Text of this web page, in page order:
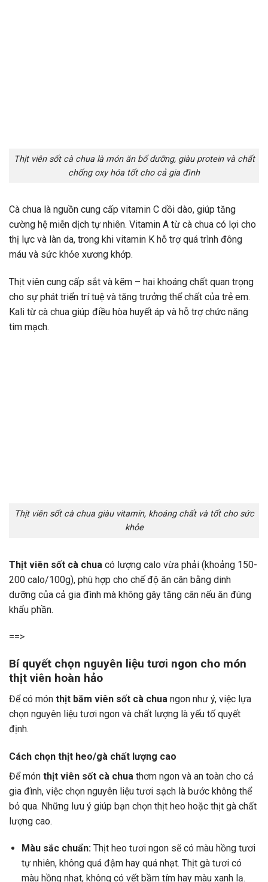
Thịt viên sốt cà chua là món ăn bổ dưỡng, giàu protein và chất
chống oxy hóa tốt cho cả gia đình
Cà chua là nguồn cung cấp vitamin C dồi dào, giúp tăng
cường hệ miễn dịch tự nhiên. Vitamin A từ cà chua có lợi cho
thị lực và làn da, trong khi vitamin K hỗ trợ quá trình đông
máu và sức khỏe xương khớp.
Thịt viên cung cấp sắt và kẽm – hai khoáng chất quan trọng
cho sự phát triển trí tuệ và tăng trưởng thể chất của trẻ em.
Kali từ cà chua giúp điều hòa huyết áp và hỗ trợ chức năng
tim mạch.
Thịt viên sốt cà chua giàu vitamin, khoáng chất và tốt cho sức
khỏe
Thịt viên sốt cà chua có lượng calo vừa phải (khoảng 150-
200 calo/100g), phù hợp cho chế độ ăn cân bằng dinh
dưỡng của cả gia đình mà không gây tăng cân nếu ăn đúng
khẩu phần.
==>
Bí quyết chọn nguyên liệu tươi ngon cho món
thịt viên hoàn hảo
Để có món thịt băm viên sốt cà chua ngon như ý, việc lựa
chọn nguyên liệu tươi ngon và chất lượng là yếu tố quyết
định.
Cách chọn thịt heo/gà chất lượng cao
Để món thịt viên sốt cà chua thơm ngon và an toàn cho cả
gia đình, việc chọn nguyên liệu tươi sạch là bước không thể
bỏ qua. Những lưu ý giúp bạn chọn thịt heo hoặc thịt gà chất
lượng cao.
Màu sắc chuẩn: Thịt heo tươi ngon sẽ có màu hồng tươi
tự nhiên, không quá đậm hay quá nhạt. Thịt gà tươi có
màu hồng nhạt, không có vết bầm tím hay màu xanh lạ.